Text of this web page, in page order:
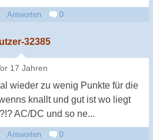
Antworten 0
32385
17 Jahren
wieder zu wenig Punkte für die
knallt und gut ist wo liegt
AC/DC und so ne...
Antworten 0